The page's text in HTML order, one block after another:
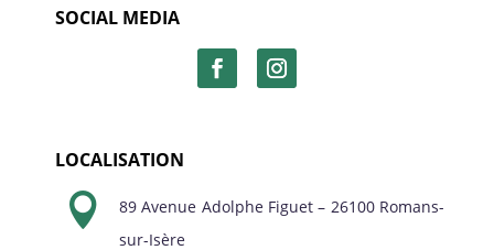
SOCIAL MEDIA
LOCALISATION

89 Avenue Adolphe Figuet – 26100 Romans-
sur-Isère